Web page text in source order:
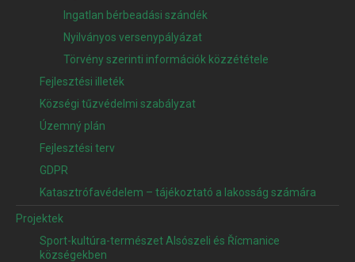
Ingatlan bérbeadási szándék
Nyilványos versenypályázat
Törvény szerinti információk közzététele
Fejlesztési illeték
Községi tűzvédelmi szabályzat
Územný plán
Fejlesztési terv
GDPR
Katasztrófavédelem – tájékoztató a lakosság számára
Projektek
Sport-kultúra-természet Alsószeli és Řícmanice
községekben